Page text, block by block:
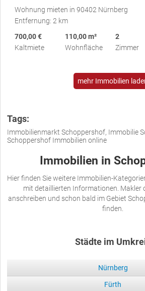
Wohnung mieten in 90402 Nürnberg
Entfernung: 2 km
700,00 €
Kaltmiete
110,00 m²
Wohnfläche
2
Zimmer
mehr Immobilien
Tags:
Immobilienmarkt Schoppershof, Immobilie
Schoppershof Immobilien online
Immobilien in
Hier finden Sie weitere Immobilien-
mit detaillierten Informationen. Makler
anschreiben und schon bald im Gebiet
finden.
Städte im
Nürnberg
Fürth